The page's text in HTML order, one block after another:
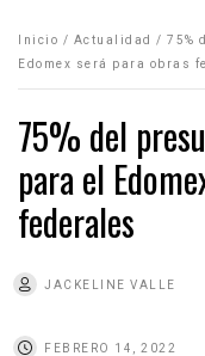
Inicio / Actualidad / 75%
Edomex será para obras
75% del
para el
federales
JACKELINE VALLE
FEBRERO 14, 2022